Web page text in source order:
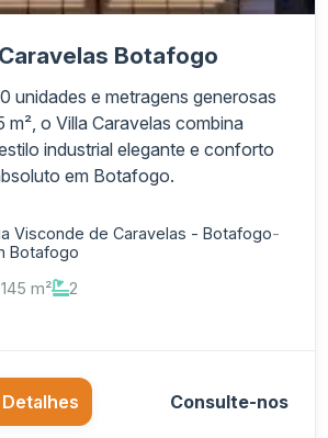
Botafogo
unidades e metragens generosas
m², o Villa Caravelas combina
industrial elegante e conforto
em Botafogo.
Visconde de Caravelas - Botafogo-
Botafogo
m² 2
Consulte-nos